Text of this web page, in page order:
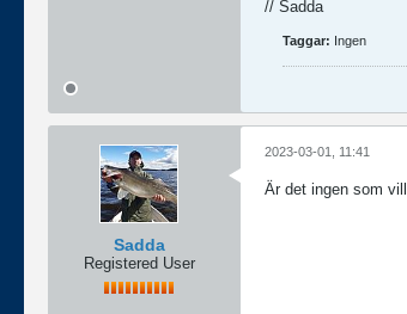
// Sadda
Taggar: Ingen
Sadda
Registered User
2023-03-01, 11:41
Är det ingen som